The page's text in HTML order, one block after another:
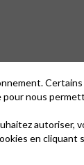
nous
autoriser,
en cliquant